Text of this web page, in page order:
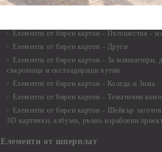
Елементи от бирен картон - Цветя и
Елементи от бирен картон - Пътешестия -
Елементи от бирен картон - Други
Елементи от бирен картон - За миниатюри,
съкровища и екслоадиращи кутии
Елементи от бирен картон - Коледа и Зима
Елементи от бирен картон - Тематични
Елементи от бирен картон - Шейкър
3D картички, албуми, ръчно израбоени
Елементи от шперплат